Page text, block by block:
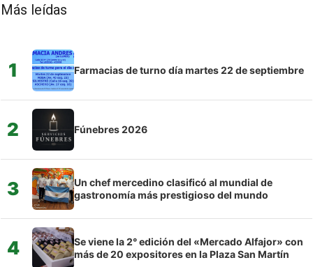
Más leídas
1 Farmacias de turno día martes 22 de septiembre
2 Fúnebres 2026
3
Un chef mercedino clasificó al mundial de
gastronomía más prestigioso del mundo
4
Se viene la 2° edición del «Mercado Alfajor» con
más de 20 expositores en la Plaza San Martín